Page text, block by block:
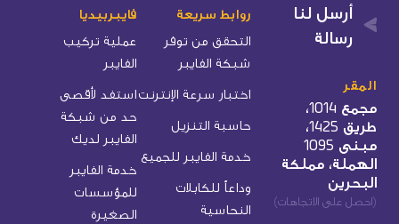
أرسل لنا
رسالة
المقر
مجمع 1014،
طريق 1425،
مبنى 1095
الهملة، مملكة
البحرين
(احصل على الاتجاهات)
روابط سريعة
التحقق من توفر
شبكة الفايبر
اختبار سرعة الإنترنت
حاسبة التنزيل
خدمة الفايبر للجميع
وداعاً للكابلات
النحاسية
فايبربيديا
عملية تركيب
الفايبر
استفد لأقصى
حد من شبكة
الفايبر لديك
خدمة الفايبر
للمؤسسات
الصغيرة